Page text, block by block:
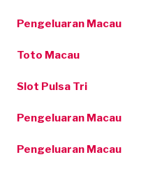
Pengeluaran Macau
Toto Macau
Slot Pulsa Tri
Pengeluaran Macau
Pengeluaran Macau